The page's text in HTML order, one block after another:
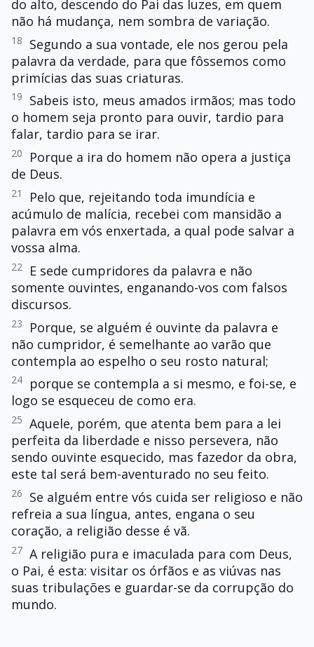
do alto, descendo do Pai das luzes, em quem
não há mudança, nem sombra de variação.
18
Segundo a sua vontade, ele nos gerou pela
palavra da verdade, para que fôssemos como
primícias das suas criaturas.
19
Sabeis isto, meus amados irmãos; mas todo
o homem seja pronto para ouvir, tardio para
falar, tardio para se irar.
20
Porque a ira do homem não opera a justiça
de Deus.
21
Pelo que, rejeitando toda imundícia e
acúmulo de malícia, recebei com mansidão a
palavra em vós enxertada, a qual pode salvar a
vossa alma.
22
E sede cumpridores da palavra e não
somente ouvintes, enganando-vos com falsos
discursos.
23
Porque, se alguém é ouvinte da palavra e
não cumpridor, é semelhante ao varão que
contempla ao espelho o seu rosto natural;
24
porque se contempla a si mesmo, e foi-se, e
logo se esqueceu de como era.
25 Aquele, porém, que atenta bem para a lei
perfeita da liberdade e nisso persevera, não
sendo ouvinte esquecido, mas fazedor da obra,
este tal será bem-aventurado no seu feito.
26
Se alguém entre vós cuida ser religioso e não
refreia a sua língua, antes, engana o seu
coração, a religião desse é vã.
27 A religião pura e imaculada para com Deus,
o Pai, é esta: visitar os órfãos e as viúvas nas
suas tribulações e guardar-se da corrupção do
mundo.